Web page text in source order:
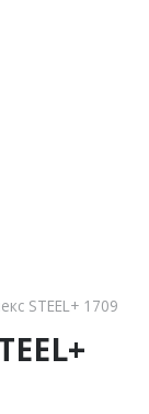
STEEL+ 1709